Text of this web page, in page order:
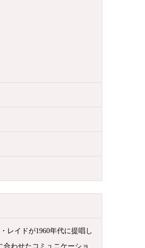
レイドが1960年代に提唱し
わせたコミュニケーショ